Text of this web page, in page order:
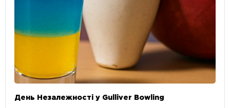
День Незалежності у Gulliver Bowling